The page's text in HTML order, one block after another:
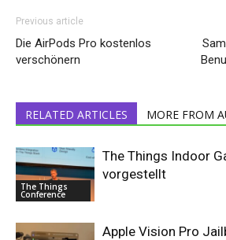
Previous article
Die AirPods Pro kostenlos
verschönern
RELATED ARTICLES MORE FROM
The Things
Conference
The Things Indoor
vorgestellt
Apple Vision Pro